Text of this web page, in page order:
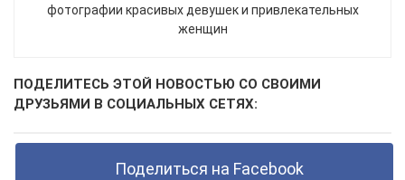
фотографии красивых девушек и привлекательных
женщин
ПОДЕЛИТЕСЬ ЭТОЙ НОВОСТЬЮ СО СВОИМИ
ДРУЗЬЯМИ В СОЦИАЛЬНЫХ СЕТЯХ:
Поделиться на Facebook